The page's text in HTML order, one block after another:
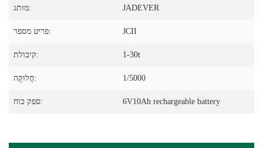
מותג: JADEVER
פריט מספר: JCII
קיבולת: 1-30t
חֲלוּקָה: 1/5000
ספק כוח: 6V10Ah rechargeable battery